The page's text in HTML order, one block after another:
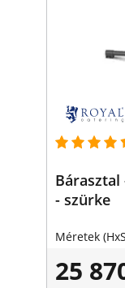
Bárasztal
- szürke
Méretek
25